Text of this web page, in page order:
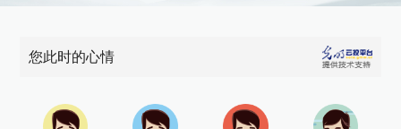
您此时的心情